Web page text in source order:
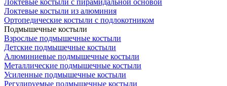
Локтевые костыли с пирамидальной основой
Локтевые костыли из алюминия
Ортопедические костыли с подлокотником
Подмышечные костыли
Взрослые подмышечные костыли
Детские подмышечные костыли
Алюминиевые подмышечные костыли
Металлические подмышечные костыли
Усиленные подмышечные костыли
Регулируемые подмышечные костыли